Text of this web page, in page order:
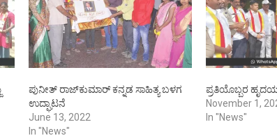
ಪುನೀತ್ ರಾಜ್‍ಕುಮಾರ್ ಕನ್ನಡ ಸಾಹಿತ್ಯ ಬಳಗ
ಉದ್ಘಾಟನೆ
June 13, 2022
In "News"
ಪ್ರತಿಯೊಬ್ಬರ
November 1,
In "News"